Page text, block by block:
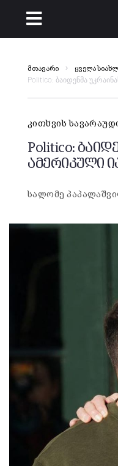
მთავარი ყველა
Politico: ბაიდენმა
კითხვის
Politico:
ამერიკული
სალომე